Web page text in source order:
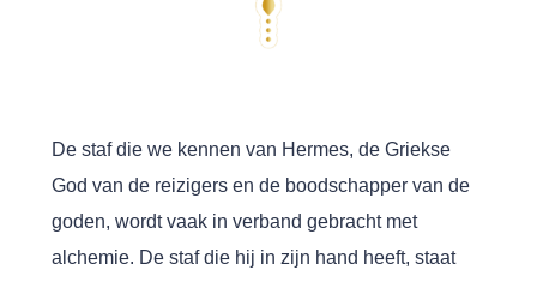
De staf die we kennen van Hermes, de Griekse
God van de reizigers en de boodschapper van de
goden, wordt vaak in verband gebracht met
alchemie. De staf die hij in zijn hand heeft, staat